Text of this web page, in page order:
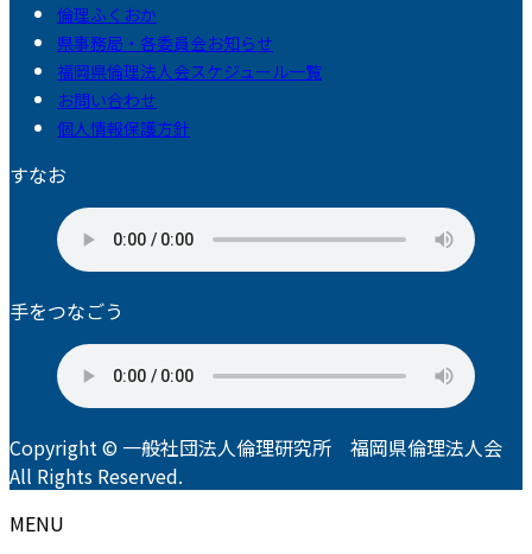
倫理ふくおか
県事務局・各委員会お知らせ
福岡県倫理法人会スケジュール一覧
お問い合わせ
個人情報保護方針
すなお
手をつなごう
Copyright © 一般社団法人倫理研究所 福岡県倫理法人会
All Rights Reserved.
MENU